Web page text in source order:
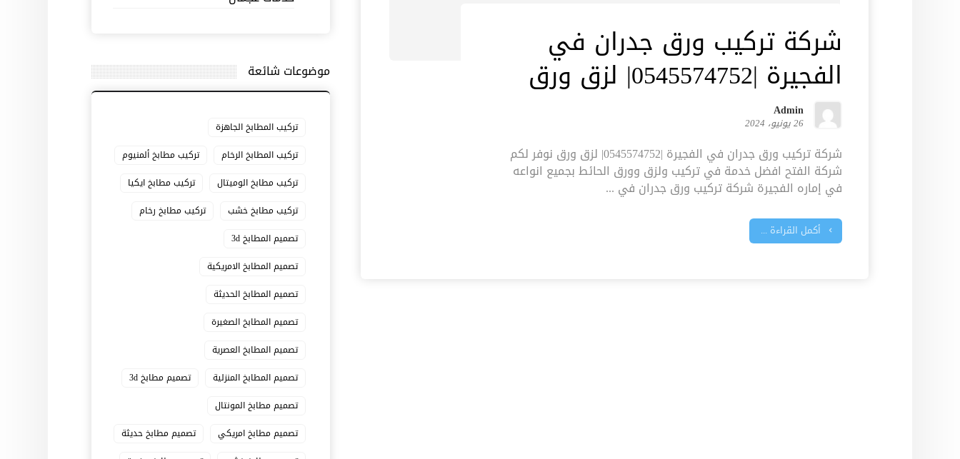
شركة تركيب ورق جدران في
الفجيرة |0545574752| لزق ورق
Admin
26 يونيو، 2024
شركة تركيب ورق جدران في الفجيرة |0545574752| لزق ورق نوفر لكم
شركة الفتح افضل خدمة في تركيب ولزق وورق الحائط بجميع انواعه
في إماره الفجيرة شركة تركيب ورق جدران في ...
أكمل القراءة ...
موضوعات شائعة
تركيب المطابخ الجاهزة
تركيب المطابخ الرخام
تركيب مطابخ ألمنيوم
تركيب مطابخ الوميتال
تركيب مطابخ ايكيا
تركيب مطابخ خشب
تركيب مطابخ رخام
تصميم المطابخ 3d
تصميم المطابخ الامريكية
تصميم المطابخ الحديثة
تصميم المطابخ الصغيرة
تصميم المطابخ العصرية
تصميم المطابخ المنزلية
تصميم مطابخ 3d
تصميم مطابخ المونتال
تصميم مطابخ امريكي
تصميم مطابخ حديثة